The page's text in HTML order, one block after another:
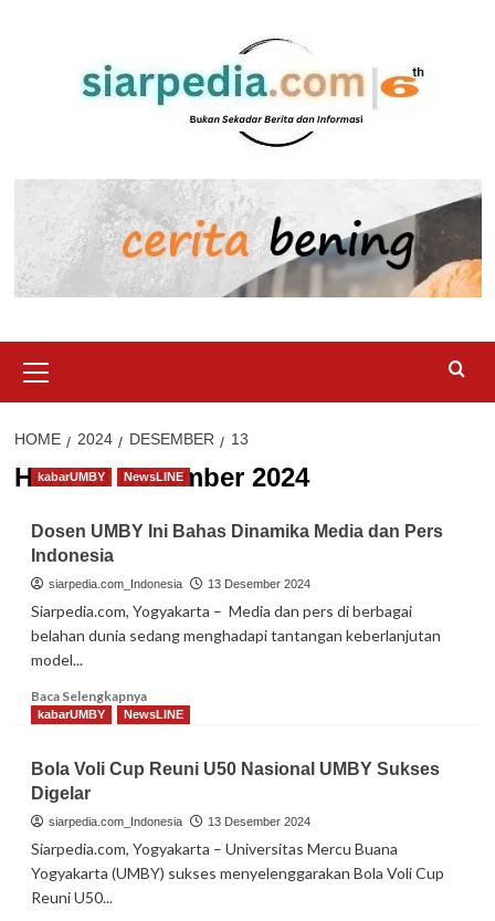
Menu
HOME 2024 DESEMBER 13
Hari:13 Desember 2024
kabarUMBY NewsLINE
Dosen UMBY Ini Bahas Dinamika Media dan Pers
Indonesia
siarpedia.com_Indonesia 13 Desember 2024
Siarpedia.com, Yogyakarta – Media dan pers di berbagai
belahan dunia sedang menghadapi tantangan keberlanjutan
model...
Baca SelengkapnyaRead
more
UMBY
Bahas
Dinamika
Media
dan
kabarUMBY NewsLINE
Bola Voli Cup Reuni U50 Nasional UMBY Sukses
Digelar
siarpedia.com_Indonesia 13 Desember 2024
Siarpedia.com, Yogyakarta – Universitas Mercu Buana
Yogyakarta (UMBY) sukses menyelenggarakan Bola Voli Cup
Reuni U50...